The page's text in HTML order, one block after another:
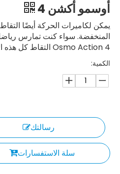
أوسمو أكشن 4
يمكن لكاميرات الحركة أيضًا
المنخفضة. سواء كنت تمارس
Osmo Action 4 التقاط كل هذه الألعاب من أجلك.
الكمية:
رسالتك
سلة الاستفسارات